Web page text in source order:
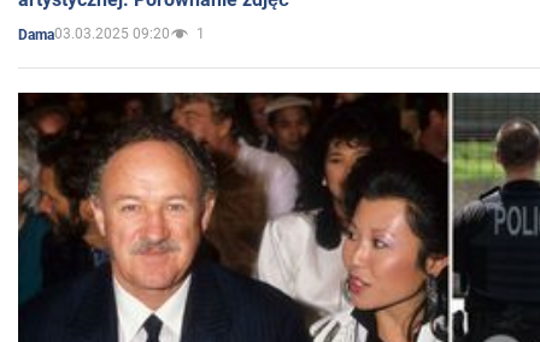
Dama03.03.2025 09:20 1